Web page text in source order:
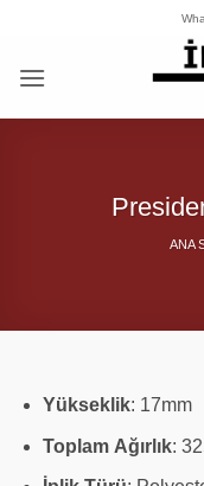
ANA
Yükseklik: 17mm
Toplam Ağırlık: